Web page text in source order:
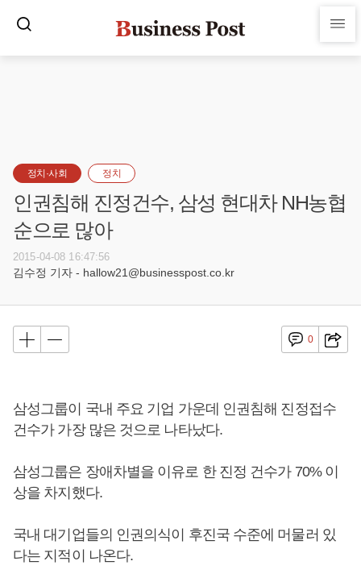
정치·사회 정치
인권침해 진정건수, 삼성 현대차 NH농협
순으로 많아
2015-04-08 16:47:56
김수정 기자 - hallow21@businesspost.co.kr
0
삼성그룹이 국내 주요 기업 가운데 인권침해 진정접수
건수가 가장 많은 것으로 나타났다.
삼성그룹은 장애차별을 이유로 한 진정 건수가 70% 이
상을 차지했다.
국내 대기업들의 인권의식이 후진국 수준에 머물러 있
다는 지적이 나온다.